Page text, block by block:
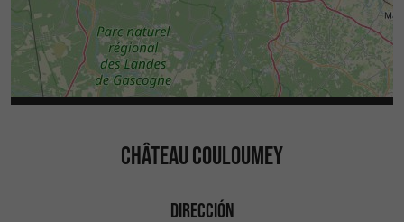
CHÂTEAU COULOUMEY
DIRECCIÓN